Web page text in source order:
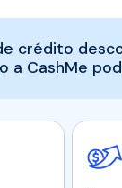
crédito
a CashMe